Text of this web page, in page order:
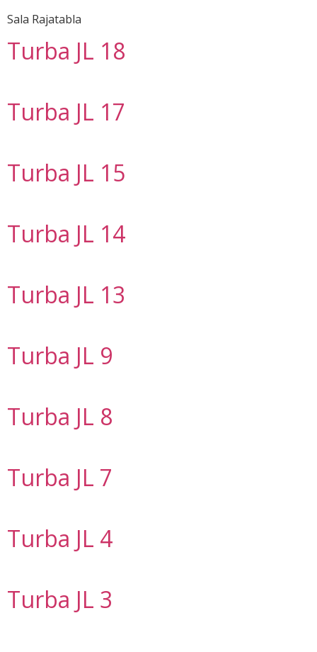
Sala Rajatabla
Turba JL 18
Turba JL 17
Turba JL 15
Turba JL 14
Turba JL 13
Turba JL 9
Turba JL 8
Turba JL 7
Turba JL 4
Turba JL 3